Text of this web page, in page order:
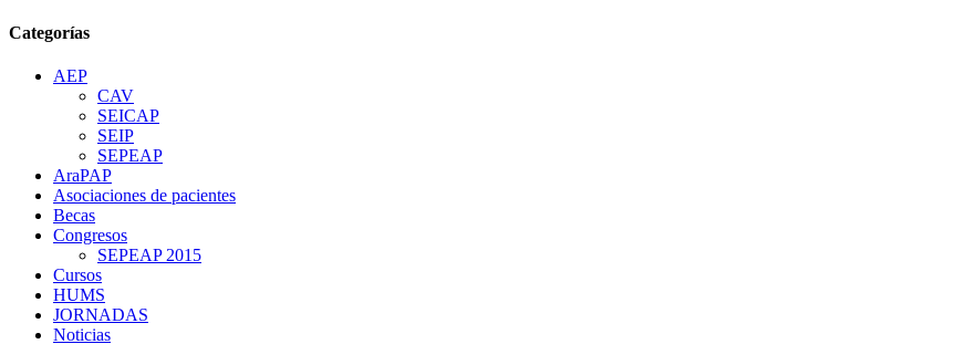
Categorías
AEP
CAV
SEICAP
SEIP
SEPEAP
AraPAP
Asociaciones de pacientes
Becas
Congresos
SEPEAP 2015
Cursos
HUMS
JORNADAS
Noticias